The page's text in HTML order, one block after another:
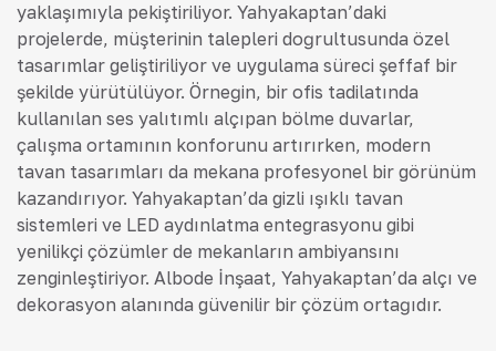
yaklaşımıyla pekiştiriliyor. Yahyakaptan’daki
projelerde, müşterinin talepleri doğrultusunda özel
tasarımlar geliştiriliyor ve uygulama süreci şeffaf bir
şekilde yürütülüyor. Örneğin, bir ofis tadilatında
kullanılan ses yalıtımlı alçıpan bölme duvarlar,
çalışma ortamının konforunu artırırken, modern
tavan tasarımları da mekana profesyonel bir görünüm
kazandırıyor. Yahyakaptan’da gizli ışıklı tavan
sistemleri ve LED aydınlatma entegrasyonu gibi
yenilikçi çözümler de mekanların ambiyansını
zenginleştiriyor. Albode İnşaat, Yahyakaptan’da alçı ve
dekorasyon alanında güvenilir bir çözüm ortağıdır.